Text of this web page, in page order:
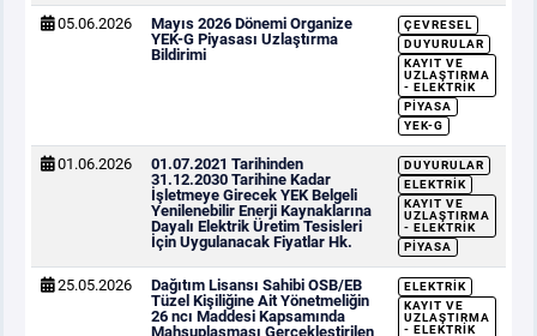
05.06.2026
Mayıs 2026 Dönemi Organize
YEK-G Piyasası Uzlaştırma
Bildirimi
ÇEVRESEL
DUYURULAR
KAYIT VE
UZLAŞTIRMA
- ELEKTRIK
PIYASA
YEK-G
01.06.2026
01.07.2021 Tarihinden
31.12.2030 Tarihine Kadar
İşletmeye Girecek YEK Belgeli
Yenilenebilir Enerji Kaynaklarına
Dayalı Elektrik Üretim Tesisleri
İçin Uygulanacak Fiyatlar Hk.
DUYURULAR
ELEKTRIK
KAYIT VE
UZLAŞTIRMA
- ELEKTRIK
PIYASA
25.05.2026
Dağıtım Lisansı Sahibi OSB/EB
Tüzel Kişiliğine Ait Yönetmeliğin
26 ncı Maddesi Kapsamında
Mahsuplaşması Gerçekleştirilen
ELEKTRIK
KAYIT VE
UZLAŞTIRMA
- ELEKTRIK